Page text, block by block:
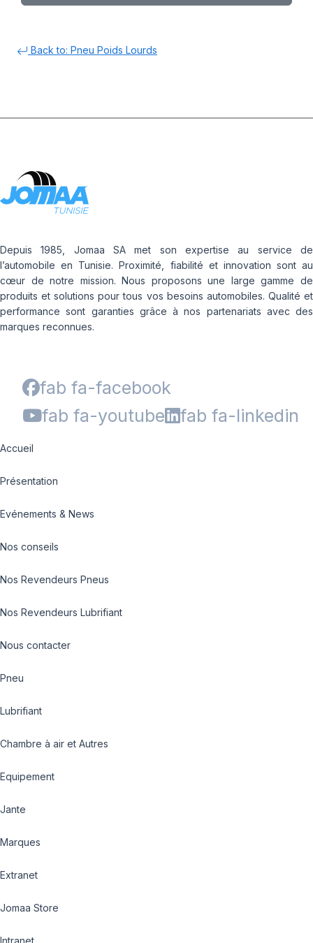
Back to: Pneu Poids Lourds
Depuis 1985, Jomaa SA met son expertise au service de
l’automobile en Tunisie. Proximité, fiabilité et innovation sont au
cœur de notre mission. Nous proposons une large gamme de
produits et solutions pour tous vos besoins automobiles. Qualité et
performance sont garanties grâce à nos partenariats avec des
marques reconnues.
fab fa-facebook
fab fa-youtube
fab fa-linkedin
Accueil
Présentation
Evénements & News
Nos conseils
Nos Revendeurs Pneus
Nos Revendeurs Lubrifiant
Nous contacter
Pneu
Lubrifiant
Chambre à air et Autres
Equipement
Jante
Marques
Extranet
Jomaa Store
Intranet